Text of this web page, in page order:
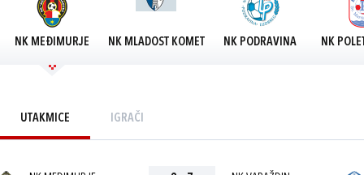
NK MEĐIMURJE NK MLADOST KOMET NK PODRAVINA NK
UTAKMICE IGRAČI